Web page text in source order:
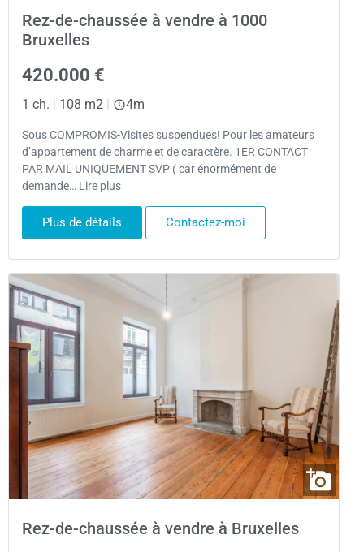
Rez-de-chaussée à vendre à 1000
Bruxelles
420.000 €
1 ch. | 108 m2 | 4m
Sous COMPROMIS-Visites suspendues! Pour les amateurs
d’appartement de charme et de caractère. 1ER CONTACT
PAR MAIL UNIQUEMENT SVP ( car énormément de
demande… Lire plus
Plus de détails Contactez-moi
Rez-de-chaussée à vendre à Bruxelles